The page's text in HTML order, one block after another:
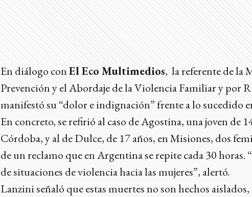
En diálogo conEl Eco Multimedios, la referente de la
Prevención y el Abordaje de la Violencia Familiar y por
manifestó su “dolor e indignación” frente a lo sucedido
En concreto, se refirió al caso de Agostina, una joven de
Córdoba, y al de Dulce, de 17 años, en Misiones, dos
de un reclamo que en Argentina se repite cada 30 horas.
de situaciones de violencia hacia las mujeres”, alertó.
Lanzini señaló que estas muertes no son hechos